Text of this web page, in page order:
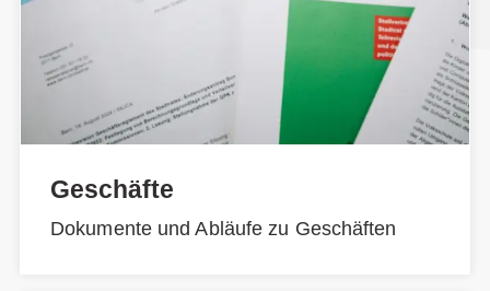
Geschäfte
Dokumente und Abläufe zu Geschäften